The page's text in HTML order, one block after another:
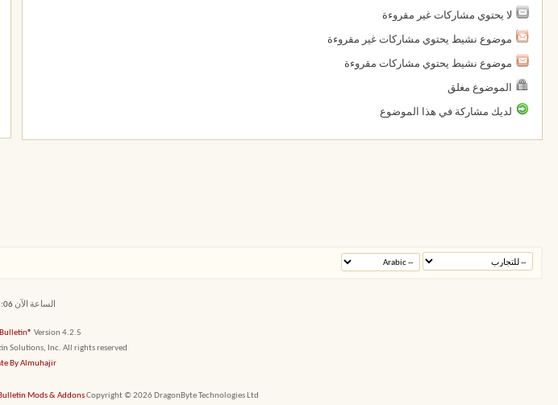
لا يحتوي مشاركات غير مقروءة
موضوع نشيط يحتوي مشاركات غير مقروءة
موضوع نشيط يحتوي مشاركات مقروءة
الموضوع مغلق
لديك مشاركة في هذا الموضوع
الساعة الآنPM
Version 4.2.5
Solutions, Inc. All rights reserved.
By Almuhajir
Mods & AddonsCopyright © 2026 DragonByte Technologies Ltd.